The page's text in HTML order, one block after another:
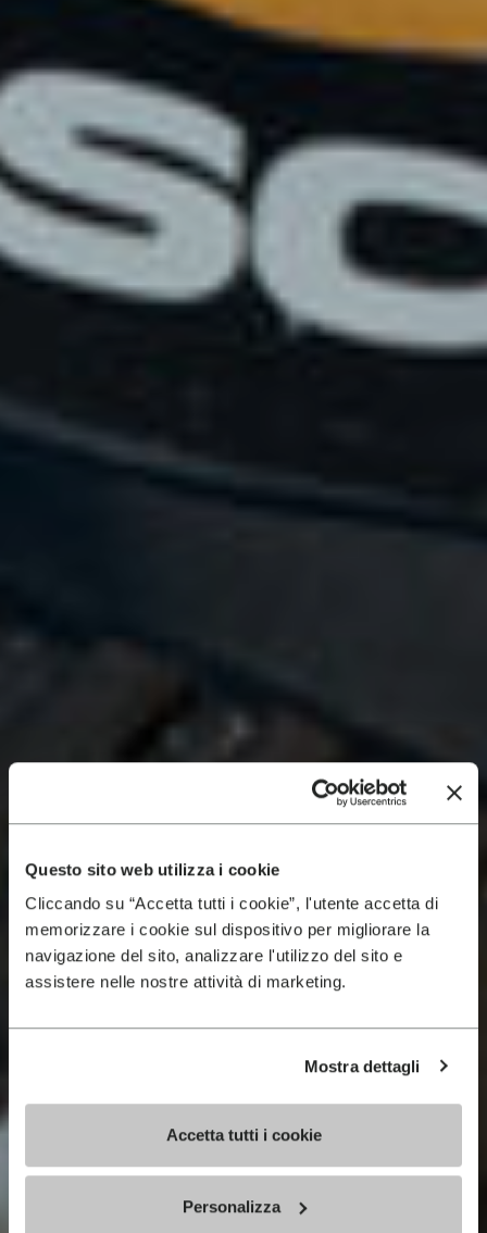
Questo sito web utilizza i cookie
Cliccando su “Accetta tutti i cookie”, l'utente accetta di
memorizzare i cookie sul dispositivo per migliorare la
navigazione del sito, analizzare l'utilizzo del sito e
assistere nelle nostre attività di marketing.
Mostra dettagli
Accetta tutti i cookie
Personalizza